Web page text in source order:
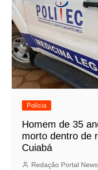
Polícia
Homem de 35
morto dentro de
Cuiabá
Redação Portal News